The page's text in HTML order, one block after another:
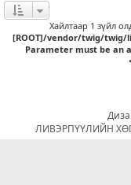
Хайлтаар 1 зүйл
[ROOT]/vendor/twig/twig/
Parameter must be an
•
ЛИВЭРПҮҮЛИЙН